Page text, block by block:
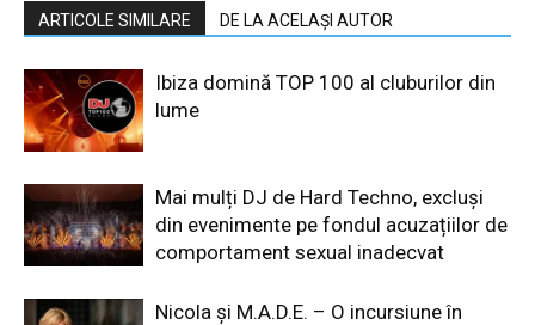
ARTICOLE SIMILARE DE LA ACELAȘI AUTOR
Ibiza domină TOP 100 al cluburilor din
lume
Mai mulți DJ de Hard Techno, excluși
din evenimente pe fondul acuzațiilor de
comportament sexual inadecvat
Nicola și M.A.D.E. – O incursiune în